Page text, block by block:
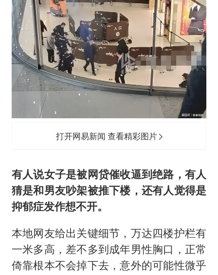
打开网易新闻 查看精彩图片
有人说女子是被网贷催收逼到绝路，有人
猜是和男友吵架被推下楼，还有人觉得是
抑郁症发作想不开。
本地网友给出关键细节，万达四楼护栏有
一米多高，差不多到成年男性胸口，正常
倚靠根本不会掉下去，意外的可能性微乎